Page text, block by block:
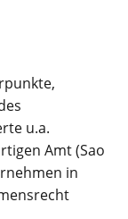
u.a.
Amt (Sao
in